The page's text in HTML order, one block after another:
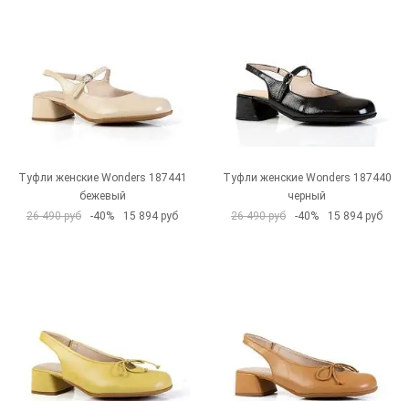
Туфли женские Wonders 187441
бежевый
26 490 руб
-40% 15 894 руб
Туфли женские Wonders 187440
черный
26 490 руб
-40% 15 894 руб